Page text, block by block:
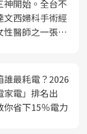
神開始。全台不
文西婦科手術經
性醫師之一張永
構360度女性健
圈
誰最耗電？2026
家電」排名出
你省下15％電力